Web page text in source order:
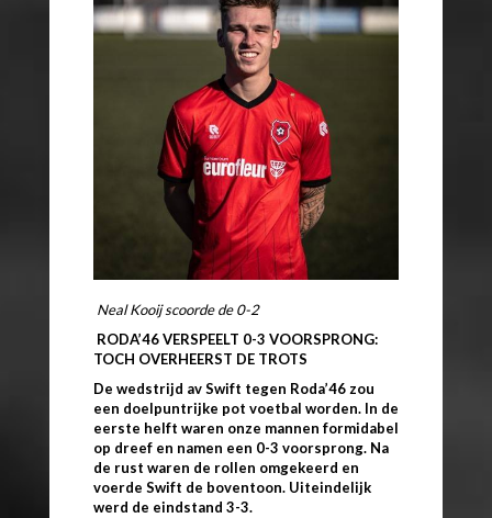
Neal Kooij scoorde de 0-2
RODA’46 VERSPEELT 0-3 VOORSPRONG:
TOCH OVERHEERST DE TROTS
De wedstrijd av Swift tegen Roda’46 zou
een doelpuntrijke pot voetbal worden. In de
eerste helft waren onze mannen formidabel
op dreef en namen een 0-3 voorsprong. Na
de rust waren de rollen omgekeerd en
voerde Swift de boventoon. Uiteindelijk
werd de eindstand 3-3.